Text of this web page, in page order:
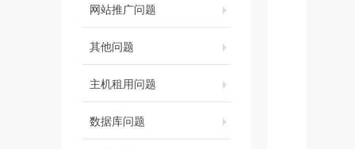
网站推广问题
其他问题
主机租用问题
数据库问题